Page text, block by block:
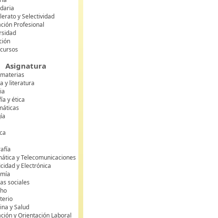
y Selectividad
Profesional
Asignatura
y literatura
y ética
y Telecomunicaciones
y Electrónica
sociales
y Salud
y Orientación Laboral